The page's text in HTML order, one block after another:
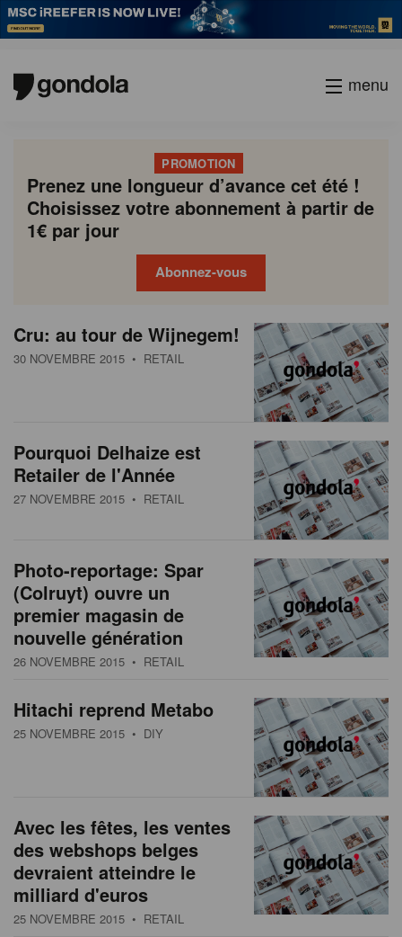
menu
PROMOTION
Prenez une longueur d’avance cet été !
Choisissez votre abonnement à partir de
1€ par jour
Abonnez-vous
N
e
Cru: au tour de Wijnegem!
30 NOVEMBRE 2015 • RETAIL
Pourquoi Delhaize est
Retailer de l'Année
27 NOVEMBRE 2015 • RETAIL
Photo-reportage: Spar
(Colruyt) ouvre un
premier magasin de
nouvelle génération
26 NOVEMBRE 2015 • RETAIL
Hitachi reprend Metabo
25 NOVEMBRE 2015 • DIY
Avec les fêtes, les ventes
des webshops belges
devraient atteindre le
milliard d'euros
25 NOVEMBRE 2015 • RETAIL
P
a
a
t
i
Previous
page
Page
Page
Page
Page
Current
page
Page
Page
Page
Page
Next
page
academy
society